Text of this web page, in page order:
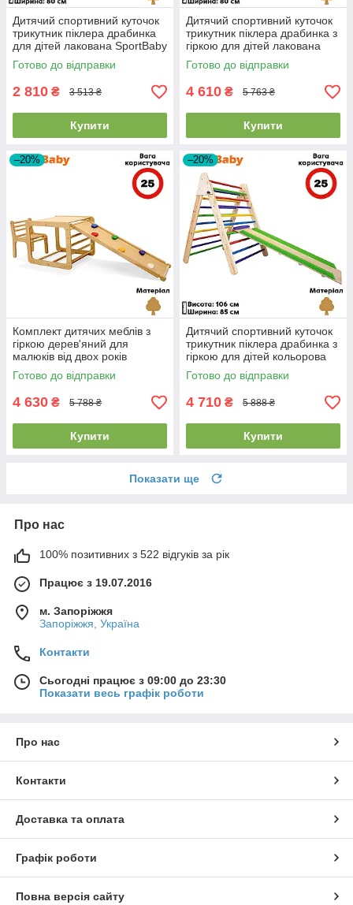
Дитячий спортивний куточок
трикутник піклера драбинка
для дітей лакована SportBaby
85 см
Готово до відправки
2 810 ₴ 3 513 ₴
Купити
Дитячий спортивний куточок
трикутник піклера драбинка з
гіркою для дітей лакована
SportBaby 65 см
Готово до відправки
4 610 ₴ 5 763 ₴
Купити
–20%
Комплект дитячих меблів з
гіркою дерев'яний для
малюків від двох років
SportBaby «Кубик»
Готово до відправки
4 630 ₴ 5 788 ₴
Купити
–20%
Дитячий спортивний куточок
трикутник піклера драбинка з
гіркою для дітей кольорова
SportBaby 106 см
Готово до відправки
4 710 ₴ 5 888 ₴
Купити
Показати ще
Про нас
100% позитивних з 522 відгуків за рік
Працює з 19.07.2016
м. Запоріжжя
Запоріжжя, Україна
Контакти
Сьогодні працює з 09:00 до 23:30
Показати весь графік роботи
Про нас
Контакти
Доставка та оплата
Графік роботи
Повна версія сайту